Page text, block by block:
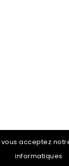
vous acceptez
informatiques